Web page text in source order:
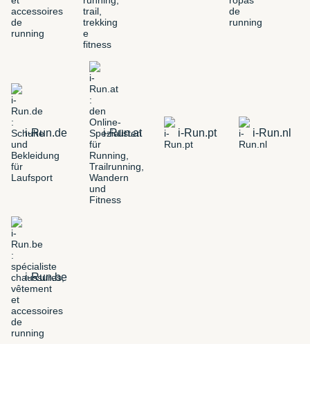
i-Run.de i-Run.at i-Run.pt i-Run.nl
i-Run.be